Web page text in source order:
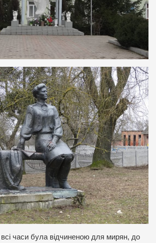
часи була відчиненою для мирян, до